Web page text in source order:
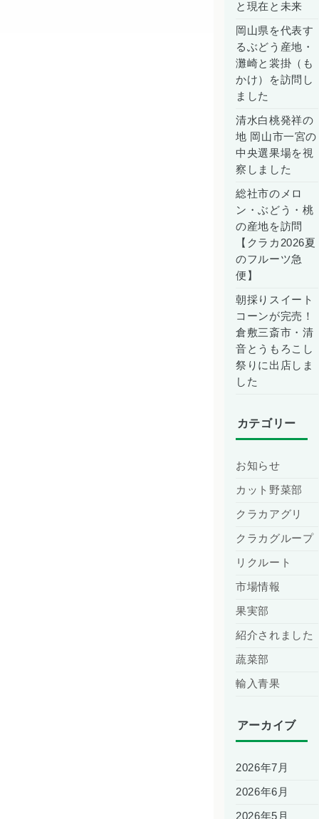
と現在と未来
岡山県を代表す
るぶどう産地・
灘崎と裳掛（も
かけ）を訪問し
ました
清水白桃発祥の
地 岡山市一宮の
中央選果場を視
察しました
総社市のメロ
ン・ぶどう・桃
の産地を訪問
【クラカ2026夏
のフルーツ急
便】
朝採りスイート
コーンが完売！
倉敷三斎市・清
音とうもろこし
祭りに出店しま
した
カテゴリー
お知らせ
カット野菜部
クラカアグリ
クラカグループ
リクルート
市場情報
果実部
紹介されました
蔬菜部
輸入青果
アーカイブ
2026年7月
2026年6月
2026年5月